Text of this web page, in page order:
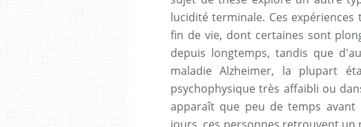
lucidité terminale. Ces
fin de vie, dont certaines sont
depuis longtemps, tandis que
maladie Alzheimer, la plupart
psychophysique très affaibli ou
apparaît que peu de temps